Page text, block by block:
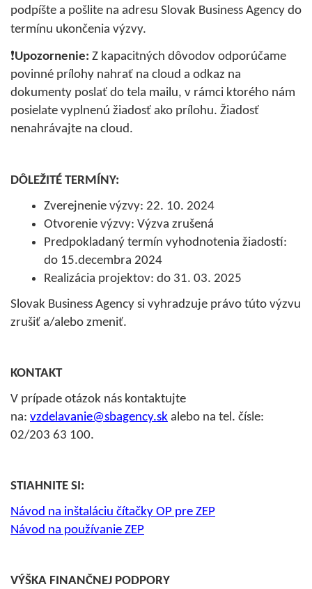
podpíšte a pošlite na adresu Slovak Business Agency do
termínu ukončenia výzvy.
❗Upozornenie: Z kapacitných dôvodov odporúčame
povinné prílohy nahrať na cloud a odkaz na
dokumenty poslať do tela mailu, v rámci ktorého nám
posielate vyplnenú žiadosť ako prílohu. Žiadosť
nenahrávajte na cloud.
DÔLEŽITÉ TERMÍNY:
Zverejnenie výzvy: 22. 10. 2024
Otvorenie výzvy: Výzva zrušená
Predpokladaný termín vyhodnotenia žiadostí:
do 15.decembra 2024
Realizácia projektov: do 31. 03. 2025
Slovak Business Agency si vyhradzuje právo túto výzvu
zrušiť a/alebo zmeniť.
KONTAKT
V prípade otázok nás kontaktujte
na: vzdelavanie@sbagency.sk alebo na tel. čísle:
02/203 63 100.
STIAHNITE SI:
Návod na inštaláciu čítačky OP pre ZEP
Návod na používanie ZEP
VÝŠKA FINANČNEJ PODPORY